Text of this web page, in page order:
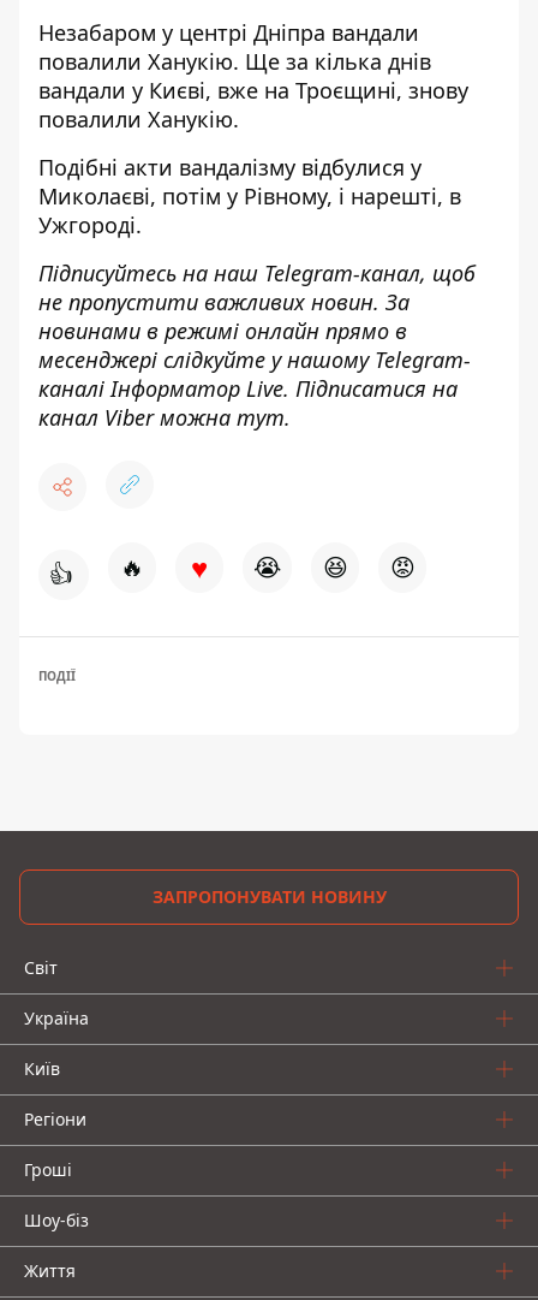
Незабаром у центрі Дніпра вандали
повалили Ханукію. Ще за кілька днів
вандали у Києві, вже на Троєщині, знову
повалили Ханукію.
Подібні акти вандалізму відбулися у
Миколаєві, потім у Рівному, і нарешті, в
Ужгороді.
Підписуйтесь на наш Telegram-канал, щоб
не пропустити важливих новин. За
новинами в режимі онлайн прямо в
месенджері слідкуйте у нашому Telegram-
каналіІнформатор Live. Підписатися на
канал Viber можна тут.
👍 🔥 ♥ 😭 😆 😡
ПОДІЇ
ЗАПРОПОНУВАТИ НОВИНУ
Світ
Україна
Київ
Регіони
Гроші
Шоу-біз
Життя